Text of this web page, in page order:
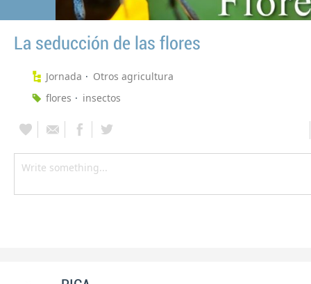
La seducción de las flores
Jornada
Otros agricultura
flores
insectos